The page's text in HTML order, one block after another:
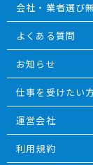
会社・業者選び
よくある質問
お知らせ
仕事を受けたい
運営会社
利用規約